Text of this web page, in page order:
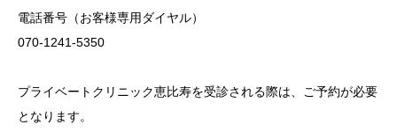
電話番号（お客様専用ダイヤル）
070-1241-5350
プライベートクリニック恵比寿を受診される際は、ご予約が必要
となります。